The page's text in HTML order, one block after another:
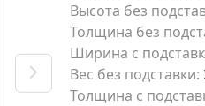
Высота без
Толщина без
Ширина с
Вес без подставки:
Толщина с